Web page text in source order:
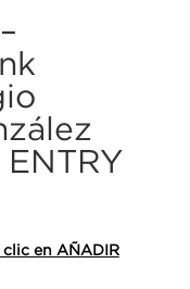
en AÑADIR